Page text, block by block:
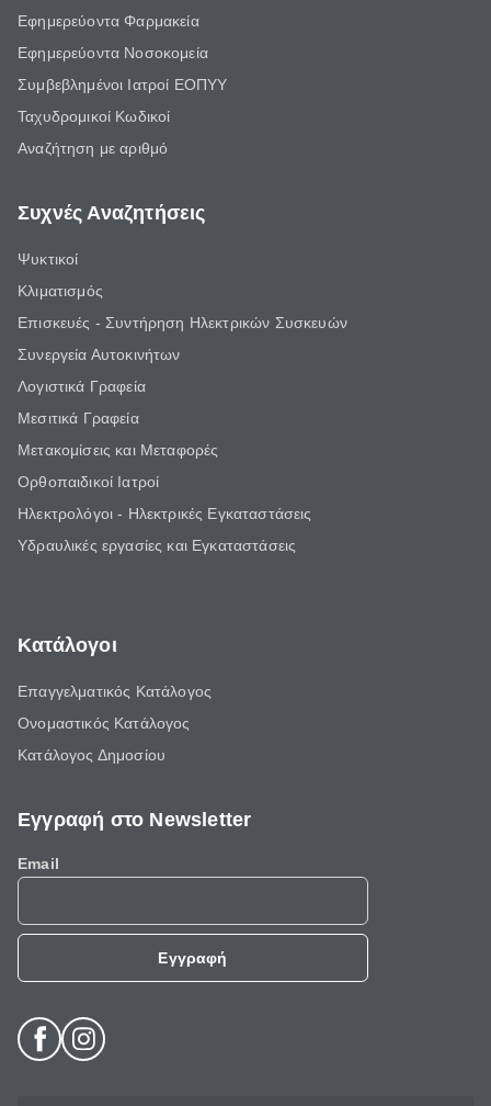
Εφημερεύοντα Φαρμακεία
Εφημερεύοντα Νοσοκομεία
Συμβεβλημένοι Ιατροί ΕΟΠΥΥ
Ταχυδρομικοί Κωδικοί
Αναζήτηση με αριθμό
Συχνές Αναζητήσεις
Ψυκτικοί
Κλιματισμός
Επισκευές - Συντήρηση Ηλεκτρικών Συσκευών
Συνεργεία Αυτοκινήτων
Λογιστικά Γραφεία
Μεσιτικά Γραφεία
Μετακομίσεις και Μεταφορές
Ορθοπαιδικοί Ιατροί
Ηλεκτρολόγοι - Ηλεκτρικές Εγκαταστάσεις
Υδραυλικές εργασίες και Εγκαταστάσεις
Κατάλογοι
Επαγγελματικός Κατάλογος
Ονομαστικός Κατάλογος
Κατάλογος Δημοσίου
Εγγραφή στο Newsletter
Email
Εγγραφή